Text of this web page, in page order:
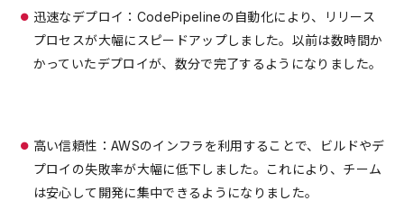
迅速なデプロイ：CodePipelineの自動化により、リリース
プロセスが大幅にスピードアップしました。以前は数時間か
かっていたデプロイが、数分で完了するようになりました。
高い信頼性：AWSのインフラを利用することで、ビルドやデ
プロイの失敗率が大幅に低下しました。これにより、チーム
は安心して開発に集中できるようになりました。